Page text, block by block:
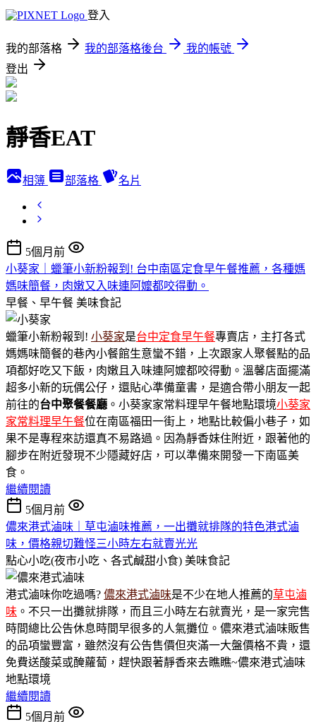
登入
我的部落格 我的部落格後台
我的帳號
登出
靜香EAT
相簿 部落格 名片
5個月前
小葵家｜蠟筆小新粉報到! 台中南區定食早午餐推薦，各種媽
媽味簡餐，肉嫩又入味連阿嬤都咬得動。
早餐、早午餐 美味食記
蠟筆小新粉報到! 小葵家是台中定食早午餐專賣店，主打各式
媽媽味簡餐的巷內小餐館生意蠻不錯，上次跟家人聚餐點的品
項都好吃又下飯，肉嫩且入味連阿嬤都咬得動。溫馨店面擺滿
超多小新的玩偶公仔，還貼心準備童書，是適合帶小朋友一起
前往的台中聚餐餐廳 。小葵家家常料理早午餐地點環境小葵家
家常料理早午餐位在南區福田一街上，地點比較偏小巷子，如
果不是專程來訪還真不易路過。因為靜香妹住附近，跟著他的
腳步在附近發現不少隱藏好店，可以準備來開發一下南區美
食。
繼續閱讀
5個月前
儂來港式滷味｜草屯滷味推薦，一出攤就排隊的特色港式滷
味，價格親切難怪三小時左右就賣光光
點心小吃(夜市小吃、各式鹹甜小食) 美味食記
港式滷味你吃過嗎? 儂來港式滷味是不少在地人推薦的草屯滷
味 。不只一出攤就排隊，而且三小時左右就賣光，是一家完售
時間總比公告休息時間早很多的人氣攤位。儂來港式滷味販售
的品項蠻豐富，雖然沒有公告售價但夾滿一大盤價格不貴，還
免費送酸菜或醃蘿蔔，趕快跟著靜香來去瞧瞧~儂來港式滷味
地點環境
繼續閱讀
5個月前